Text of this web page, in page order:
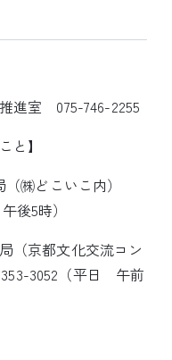
進室 075-746-2255
と】
㈱どこいこ内）
後5時）
（京都文化交流コン
3052（平日 午前